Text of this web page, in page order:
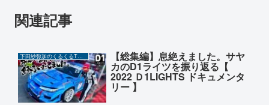
関連記事
下田紗弥加のくるくるTUBE 【総集編】息絶えました。サヤ
カのD1ライツを振り返る【
2022 Ｄ1LIGHTS ドキュメンタ
リー 】